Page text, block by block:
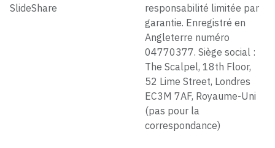
SlideShare
responsabilité limitée par
garantie. Enregistré en
Angleterre numéro
04770377. Siège social :
The Scalpel, 18th Floor,
52 Lime Street, Londres
EC3M 7AF, Royaume-Uni
(pas pour la
correspondance)